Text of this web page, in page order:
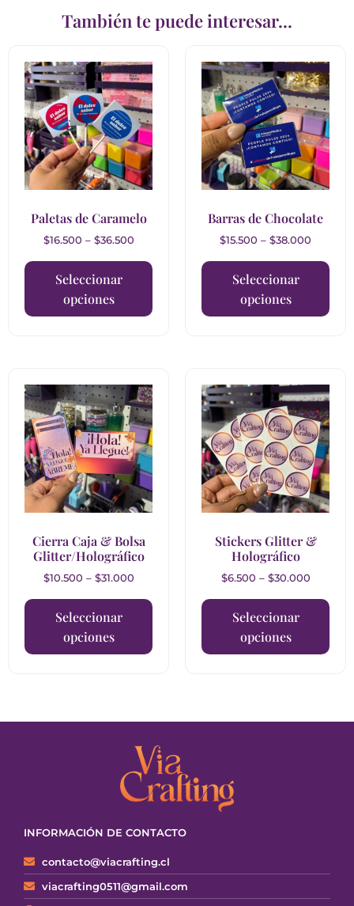
También te puede interesar...
Paletas de Caramelo
$16.500 – $36.500
Seleccionar
opciones
Barras de Chocolate
$15.500 – $38.000
Seleccionar
opciones
Cierra Caja & Bolsa
Glitter/Holográfico
$10.500 – $31.000
Seleccionar
opciones
Stickers Glitter &
Holográfico
$6.500 – $30.000
Seleccionar
opciones
INFORMACIÓN DE CONTACTO
contacto@viacrafting.cl
viacrafting0511@gmail.com